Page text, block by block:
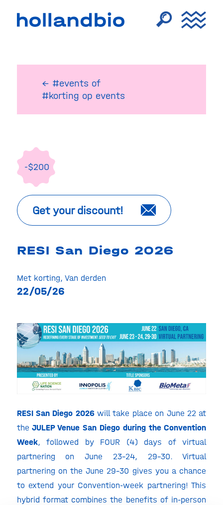
← #events of
#korting op events
-$200
Get your discount!
RESI San Diego 2026
Met korting, Van derden
22/05/26
RESI San Diego 2026will take place on June 22 at
theJULEP Venue San Diego during the Convention
Week, followed by FOUR (4) days of virtual
partnering on June 23-24, 29-30. Virtual
partnering on the June 29-30 gives you a chance
to extend your Convention-week partnering! This
hybrid format combines the benefits of in-person